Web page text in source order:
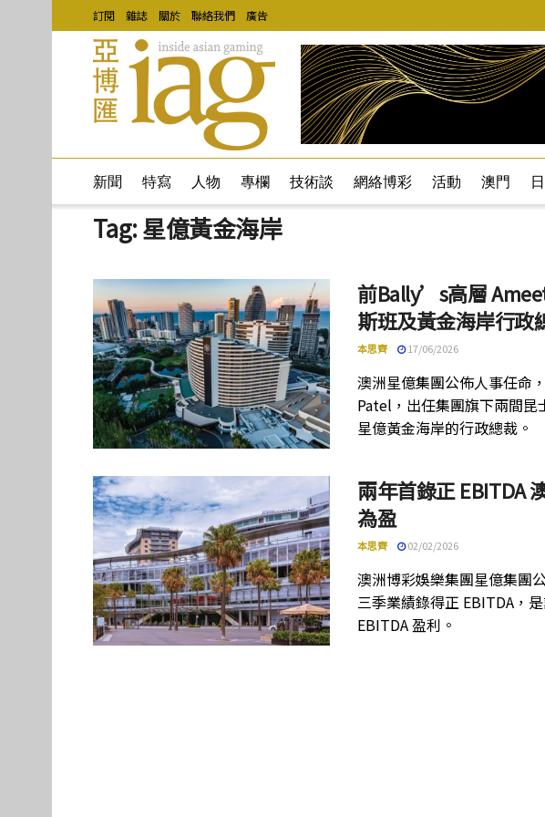
訂閱 雜誌 關於 聯絡我們 廣告
新聞 特寫 人物 專欄 技術談 網絡博彩 活動 澳門
Tag:星億黃金海岸
前Bally’s高層
斯班及黃金海岸行政
本思齊 17/06/2026
澳洲星億集團公佈人事任命
Patel，出任集團旗下兩間
星億黃金海岸的行政總裁。
兩年首錄正 EBITDA
為盈
本思齊 02/02/2026
澳洲博彩娛樂集團星億集團
三季業績錄得正 EBITDA，
EBITDA 盈利。